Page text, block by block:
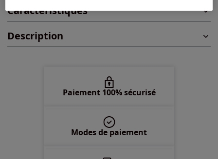
46 -épuisé
48 -épuisé
Caractéristiques
Description
Paiement 100% sécurisé
Modes de paiement